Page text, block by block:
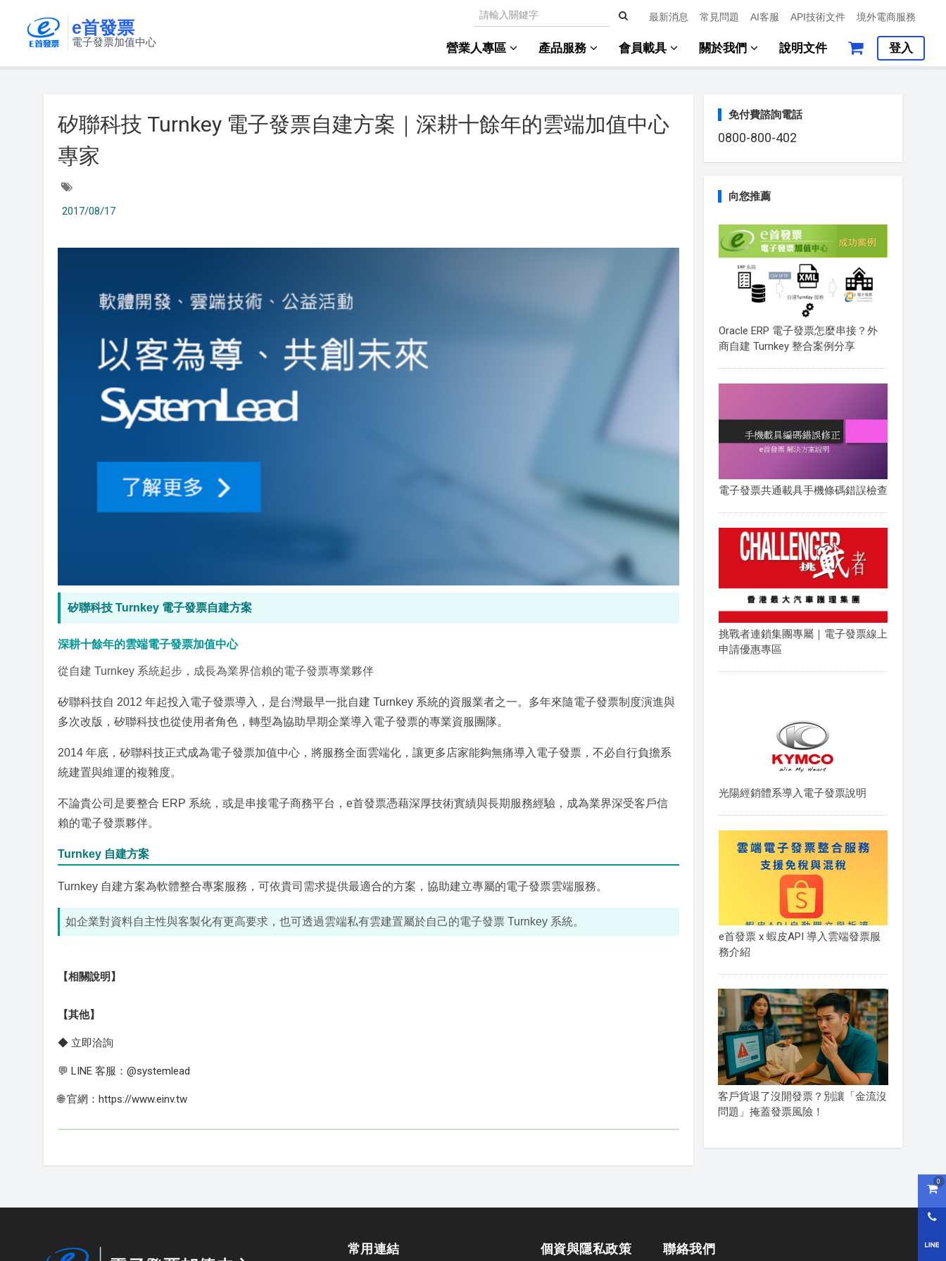
購
0
e首發票
電子發票加值中心
最新消息 常見問題 AI客服 API技術文件 境外電商服務
營業人專區 產品服務 會員載具 關於我們 說明文件 登入
矽聯科技 Turnkey 電子發票自建方案｜深耕十餘年的雲端加值中心
專家
2017/08/17
矽聯科技 Turnkey 電子發票自建方案
深耕十餘年的雲端電子發票加值中心
從自建 Turnkey 系統起步，成長為業界信賴的電子發票專業夥伴
矽聯科技自 2012 年起投入電子發票導入，是台灣最早一批自建 Turnkey 系統的資服業者之一。多年來隨電子發票制度演進與
多次改版，矽聯科技也從使用者角色，轉型為協助早期企業導入電子發票的專業資服團隊。
2014 年底，矽聯科技正式成為電子發票加值中心，將服務全面雲端化，讓更多店家能夠無痛導入電子發票，不必自行負擔系
統建置與維運的複雜度。
不論貴公司是要整合 ERP 系統，或是串接電子商務平台，e首發票憑藉深厚技術實績與長期服務經驗，成為業界深受客戶信
賴的電子發票夥伴。
Turnkey 自建方案
Turnkey 自建方案為軟體整合專案服務，可依貴司需求提供最適合的方案，協助建立專屬的電子發票雲端服務。
如企業對資料自主性與客製化有更高要求，也可透過雲端私有雲建置屬於自己的電子發票 Turnkey 系統。
【相關說明】
【其他】
◆ 立即洽詢
💬 LINE 客服：@systemlead
🌐 官網：https://www.einv.tw
免付費諮詢電話
0800-800-402
向您推薦
Oracle ERP 電子發票怎麼串接？外
商自建 Turnkey 整合案例分享
電子發票共通載具手機條碼錯誤檢查
挑戰者連鎖集團專屬｜電子發票線上
申請優惠專區
光陽經銷體系導入電子發票說明
e首發票 x 蝦皮API 導入雲端發票服
務介紹
客戶貨退了沒開發票？別讓「金流沒
問題」掩蓋發票風險！
常用連結 個資與隱私政策 聯絡我們